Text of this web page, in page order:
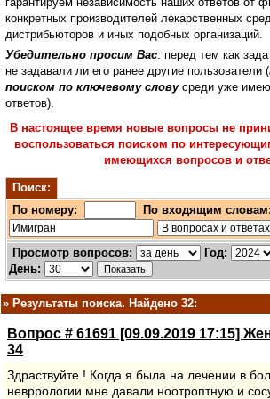
конкретных производителей лекарственных
дистрибьюторов и иных подобных организаций.
Убедительно просим Вас: перед тем как
не задавали ли его ранее другие пользователи (
поиском по ключевому словусреди уже
ответов).
В настоящее время новые вопросы не
воспользоваться поиском по
имеющихся вопросов и
Поиск:
По номеру:
По входящим словам:
Просмотр вопросов: Год:
День:
» Результаты поиска. Найдено 32:
Вопрос # 61691 [09.09.2019 17:15]
34
Здраствуйте ! Когда я была на лечении в
невррологии мне давали ноотроптную и